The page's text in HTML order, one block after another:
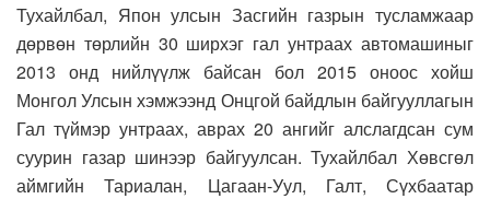
Тухайлбал, Япон улсын Засгийн газрын тусламжаар
дөрвөн төрлийн 30 ширхэг гал унтраах автомашиныг
2013 онд нийлүүлж байсан бол 2015 оноос хойш
Монгол Улсын хэмжээнд Онцгой байдлын байгууллагын
Гал түймэр унтраах, аврах 20 ангийг алслагдсан сум
суурин газар шинээр байгуулсан. Тухайлбал Хөвсгөл
аймгийн Тариалан, Цагаан-Уул, Галт, Сүхбаатар